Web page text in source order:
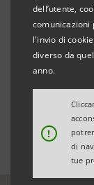
dell’utente,
comunicazioni
l'invio di
diverso da
anno.
!
di
tue
mln
del